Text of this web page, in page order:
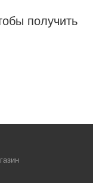
получить